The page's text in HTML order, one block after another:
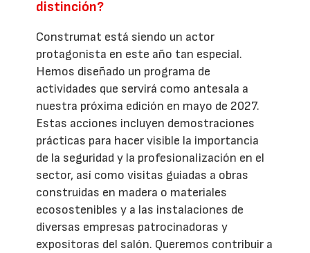
distinción?
Construmat está siendo un actor
protagonista en este año tan especial.
Hemos diseñado un programa de
actividades que servirá como antesala a
nuestra próxima edición en mayo de 2027.
Estas acciones incluyen demostraciones
prácticas para hacer visible la importancia
de la seguridad y la profesionalización en el
sector, así como visitas guiadas a obras
construidas en madera o materiales
ecosostenibles y a las instalaciones de
diversas empresas patrocinadoras y
expositoras del salón. Queremos contribuir a